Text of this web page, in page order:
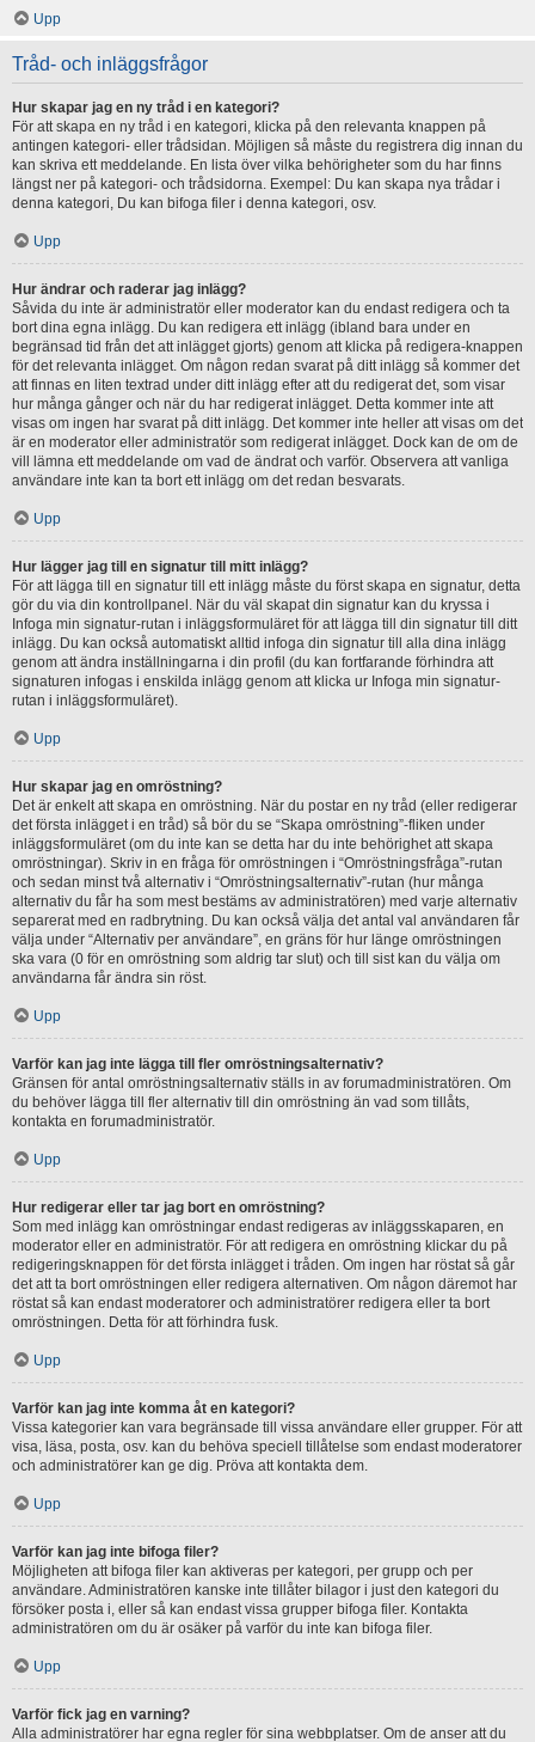
Upp
Tråd- och inläggsfrågor
Hur skapar jag en ny tråd i en kategori?
För att skapa en ny tråd i en kategori, klicka på den relevanta knappen på
antingen kategori- eller trådsidan. Möjligen så måste du registrera dig innan du
kan skriva ett meddelande. En lista över vilka behörigheter som du har finns
längst ner på kategori- och trådsidorna. Exempel: Du kan skapa nya trådar i
denna kategori, Du kan bifoga filer i denna kategori, osv.
Upp
Hur ändrar och raderar jag inlägg?
Såvida du inte är administratör eller moderator kan du endast redigera och ta
bort dina egna inlägg. Du kan redigera ett inlägg (ibland bara under en
begränsad tid från det att inlägget gjorts) genom att klicka på redigera-knappen
för det relevanta inlägget. Om någon redan svarat på ditt inlägg så kommer det
att finnas en liten textrad under ditt inlägg efter att du redigerat det, som visar
hur många gånger och när du har redigerat inlägget. Detta kommer inte att
visas om ingen har svarat på ditt inlägg. Det kommer inte heller att visas om det
är en moderator eller administratör som redigerat inlägget. Dock kan de om de
vill lämna ett meddelande om vad de ändrat och varför. Observera att vanliga
användare inte kan ta bort ett inlägg om det redan besvarats.
Upp
Hur lägger jag till en signatur till mitt inlägg?
För att lägga till en signatur till ett inlägg måste du först skapa en signatur, detta
gör du via din kontrollpanel. När du väl skapat din signatur kan du kryssa i
Infoga min signatur-rutan i inläggsformuläret för att lägga till din signatur till ditt
inlägg. Du kan också automatiskt alltid infoga din signatur till alla dina inlägg
genom att ändra inställningarna i din profil (du kan fortfarande förhindra att
signaturen infogas i enskilda inlägg genom att klicka ur Infoga min signatur-
rutan i inläggsformuläret).
Upp
Hur skapar jag en omröstning?
Det är enkelt att skapa en omröstning. När du postar en ny tråd (eller redigerar
det första inlägget i en tråd) så bör du se “Skapa omröstning”-fliken under
inläggsformuläret (om du inte kan se detta har du inte behörighet att skapa
omröstningar). Skriv in en fråga för omröstningen i “Omröstningsfråga”-rutan
och sedan minst två alternativ i “Omröstningsalternativ”-rutan (hur många
alternativ du får ha som mest bestäms av administratören) med varje alternativ
separerat med en radbrytning. Du kan också välja det antal val användaren får
välja under “Alternativ per användare”, en gräns för hur länge omröstningen
ska vara (0 för en omröstning som aldrig tar slut) och till sist kan du välja om
användarna får ändra sin röst.
Upp
Varför kan jag inte lägga till fler omröstningsalternativ?
Gränsen för antal omröstningsalternativ ställs in av forumadministratören. Om
du behöver lägga till fler alternativ till din omröstning än vad som tillåts,
kontakta en forumadministratör.
Upp
Hur redigerar eller tar jag bort en omröstning?
Som med inlägg kan omröstningar endast redigeras av inläggsskaparen, en
moderator eller en administratör. För att redigera en omröstning klickar du på
redigeringsknappen för det första inlägget i tråden. Om ingen har röstat så går
det att ta bort omröstningen eller redigera alternativen. Om någon däremot har
röstat så kan endast moderatorer och administratörer redigera eller ta bort
omröstningen. Detta för att förhindra fusk.
Upp
Varför kan jag inte komma åt en kategori?
Vissa kategorier kan vara begränsade till vissa användare eller grupper. För att
visa, läsa, posta, osv. kan du behöva speciell tillåtelse som endast moderatorer
och administratörer kan ge dig. Pröva att kontakta dem.
Upp
Varför kan jag inte bifoga filer?
Möjligheten att bifoga filer kan aktiveras per kategori, per grupp och per
användare. Administratören kanske inte tillåter bilagor i just den kategori du
försöker posta i, eller så kan endast vissa grupper bifoga filer. Kontakta
administratören om du är osäker på varför du inte kan bifoga filer.
Upp
Varför fick jag en varning?
Alla administratörer har egna regler för sina webbplatser. Om de anser att du